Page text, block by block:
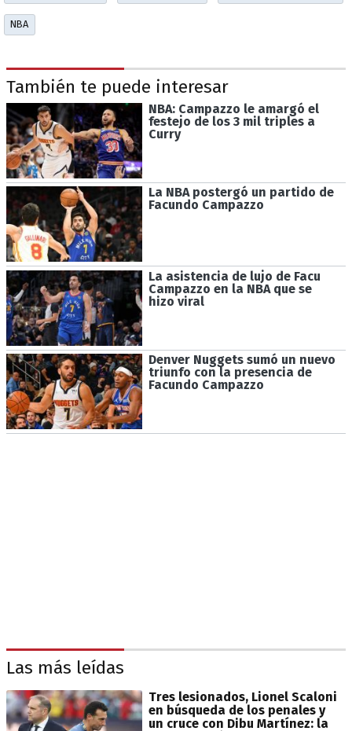
NBA
También te puede interesar
NBA: Campazzo le amargó el
festejo de los 3 mil triples a
Curry
La NBA postergó un partido de
Facundo Campazzo
La asistencia de lujo de Facu
Campazzo en la NBA que se
hizo viral
Denver Nuggets sumó un nuevo
triunfo con la presencia de
Facundo Campazzo
Las más leídas
Tres lesionados, Lionel Scaloni
en búsqueda de los penales y
un cruce con Dibu Martínez: la